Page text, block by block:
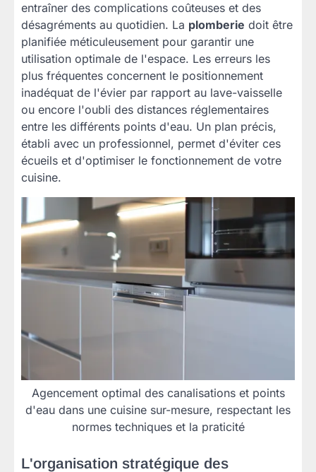
entraîner des complications coûteuses et des
désagréments au quotidien. La plomberie doit être
planifiée méticuleusement pour garantir une
utilisation optimale de l'espace. Les erreurs les
plus fréquentes concernent le positionnement
inadéquat de l'évier par rapport au lave-vaisselle
ou encore l'oubli des distances réglementaires
entre les différents points d'eau. Un plan précis,
établi avec un professionnel, permet d'éviter ces
écueils et d'optimiser le fonctionnement de votre
cuisine.
Agencement optimal des canalisations et points
d'eau dans une cuisine sur-mesure, respectant les
normes techniques et la praticité
L'organisation stratégique des